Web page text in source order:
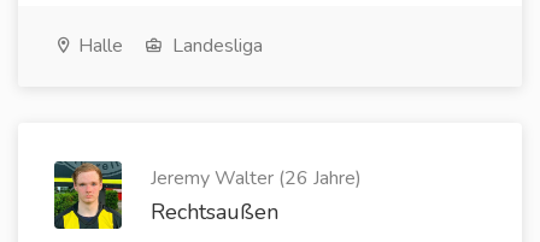
Halle Landesliga
Jeremy Walter (26 Jahre)
Rechtsaußen